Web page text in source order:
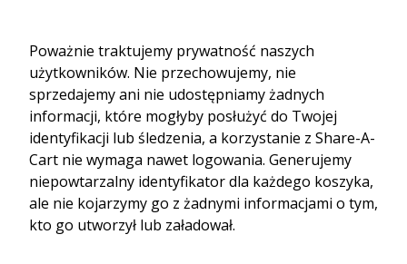
Poważnie traktujemy prywatność naszych
użytkowników. Nie przechowujemy, nie
sprzedajemy ani nie udostępniamy żadnych
informacji, które mogłyby posłużyć do Twojej
identyfikacji lub śledzenia, a korzystanie z Share-A-
Cart nie wymaga nawet logowania. Generujemy
niepowtarzalny identyfikator dla każdego koszyka,
ale nie kojarzymy go z żadnymi informacjami o tym,
kto go utworzył lub załadował.